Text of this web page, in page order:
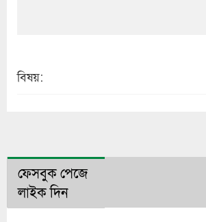
বিষয়:
ফেসবুক পেজে
লাইক দিন